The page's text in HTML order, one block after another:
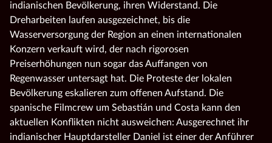
indianischen Bevölkerung, ihren Widerstand. Die
Dreharbeiten laufen ausgezeichnet, bis die
Wasserversorgung der Region an einen internationalen
Konzern verkauft wird, der nach rigorosen
Preiserhöhungen nun sogar das Auffangen von
Regenwasser untersagt hat. Die Proteste der lokalen
Bevölkerung eskalieren zum offenen Aufstand. Die
spanische Filmcrew um Sebastián und Costa kann den
aktuellen Konflikten nicht ausweichen: Ausgerechnet ihr
indianischer Hauptdarsteller Daniel ist einer der Anführer